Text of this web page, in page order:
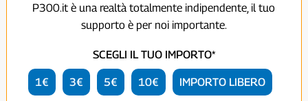
P300.it è una realtà totalmente indipendente, il tuo
supporto è per noi importante.
SCEGLI IL TUO IMPORTO*
1€ 3€ 5€ 10€ IMPORTO LIBERO